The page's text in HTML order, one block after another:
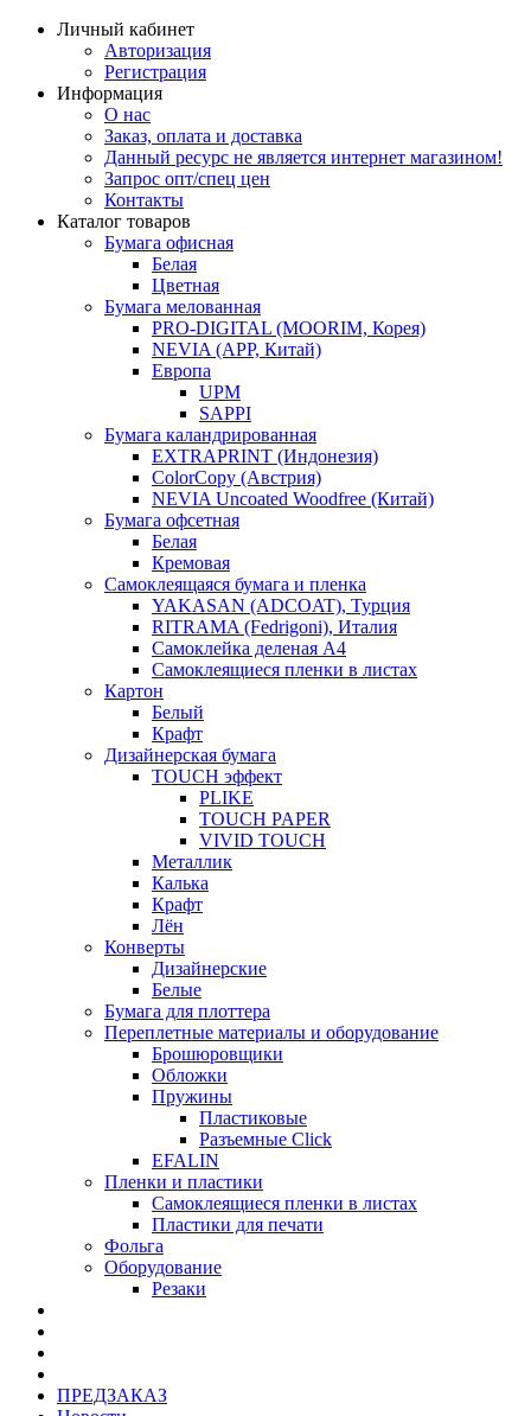
Личный кабинет
Авторизация
Регистрация
Информация
О нас
Заказ, оплата и доставка
Данный ресурс не является интернет магазином!
Запрос опт/спец цен
Контакты
Каталог товаров
Бумага офисная
Белая
Цветная
Бумага мелованная
PRO-DIGITAL (MOORIM, Корея)
NEVIA (APP, Китай)
Европа
UPM
SAPPI
Бумага каландрированная
EXTRAPRINT (Индонезия)
ColorCopy (Австрия)
NEVIA Uncoated Woodfree (Китай)
Бумага офсетная
Белая
Кремовая
Самоклеящаяся бумага и пленка
YAKASAN (ADCOAT), Турция
RITRAMA (Fedrigoni), Италия
Самоклейка деленая A4
Самоклеящиеся пленки в листах
Картон
Белый
Крафт
Дизайнерская бумага
TOUCH эффект
PLIKE
TOUCH PAPER
VIVID TOUCH
Металлик
Калька
Крафт
Лён
Конверты
Дизайнерские
Белые
Бумага для плоттера
Переплетные материалы и оборудование
Брошюровщики
Обложки
Пружины
Пластиковые
Разъемные Click
EFALIN
Пленки и пластики
Самоклеящиеся пленки в листах
Пластики для печати
Фольга
Оборудование
Резаки
ПРЕДЗАКАЗ